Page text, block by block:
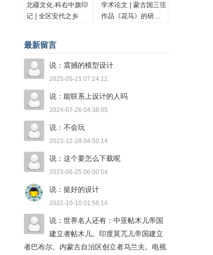
北疆文化·科右中旗印
记 | 全区安代之乡
学术论文 | 蒙古国三弦
作品《花马》的研究
最新留言
说：震撼的模型设计
2025-05-21 07:24:12
说：能联系上设计的人吗
2024-07-26 04:38:05
说：不会玩
2023-12-28 04:50:14
说：这个要怎么下载呢
2023-06-25 06:00:54
说：挺好的设计
2022-10-10 01:56:14
说：世界名人还有：中亚帖木儿帝国
建立者帖木儿。印度莫兀儿帝国建立
者巴布尔。内蒙古自治区创立者乌兰夫。电视